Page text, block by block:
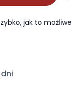
jak to możliwe